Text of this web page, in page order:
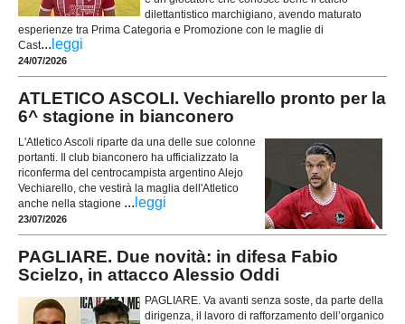
dilettantistico marchigiano, avendo maturato
esperienze tra Prima Categoria e Promozione con le maglie di
Cast... leggi
24/07/2026
ATLETICO ASCOLI. Vechiarello pronto per la
6^ stagione in bianconero
L'Atletico Ascoli riparte da una delle sue colonne
portanti. Il club bianconero ha ufficializzato la
riconferma del centrocampista argentino Alejo
Vechiarello, che vestirà la maglia dell'Atletico
anche nella stagione ... leggi
23/07/2026
PAGLIARE. Due novità: in difesa Fabio
Scielzo, in attacco Alessio Oddi
PAGLIARE. Va avanti senza soste, da parte della
dirigenza, il lavoro di rafforzamento dell’organico